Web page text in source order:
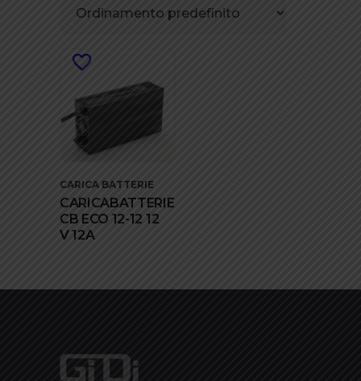
CARICA BATTERIE
CARICABATTERIE
CB ECO 12-12 12
V 12A